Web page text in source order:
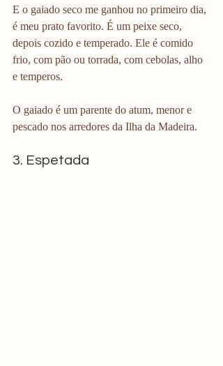
E o gaiado seco me ganhou no primeiro dia,
é meu prato favorito. É um peixe seco,
depois cozido e temperado. Ele é comido
frio, com pão ou torrada, com cebolas, alho
e temperos.
O gaiado é um parente do atum, menor e
pescado nos arredores da Ilha da Madeira.
3. Espetada